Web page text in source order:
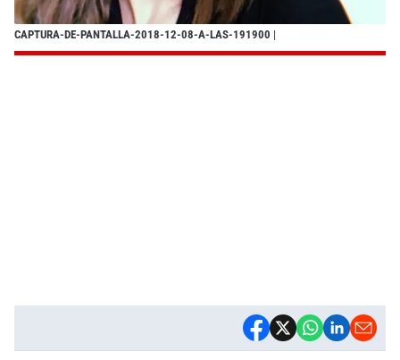
CAPTURA-DE-PANTALLA-2018-12-08-A-LAS-191900 |